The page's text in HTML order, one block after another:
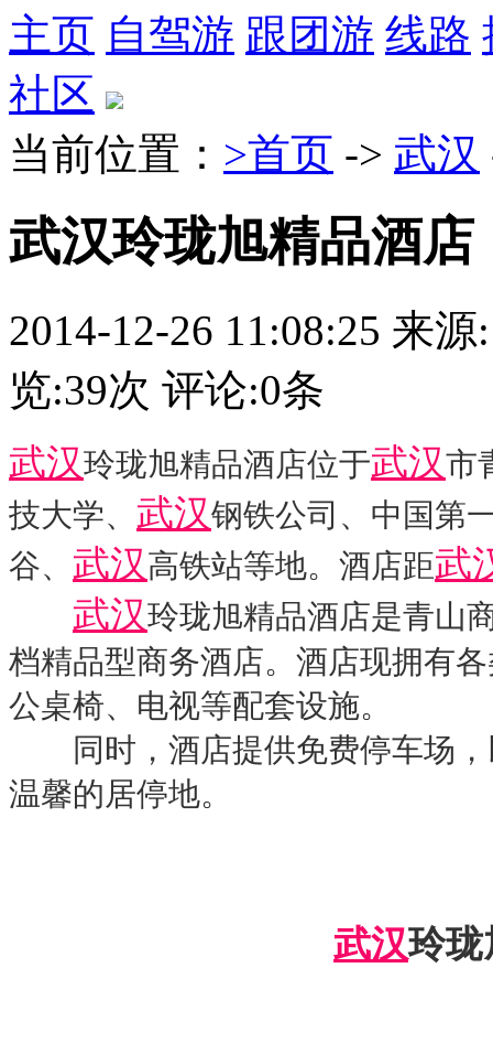
主页 自驾游 跟团游 线路
社区
当前位置： >首页 -> 武汉
武汉玲珑旭精品酒店
2014-12-26 11:08:25 来源:
览:39次 评论:0条
武汉玲珑旭精品酒店位于武汉市
技大学、 武汉钢铁公司、中国第
谷、 武汉高铁站等地。酒店距武
武汉玲珑旭精品酒店是青山
档精品型商务酒店。酒店现拥有
公桌椅、电视等配套设施。
同时，酒店提供免费停车场，
温馨的居停地。
武汉玲珑